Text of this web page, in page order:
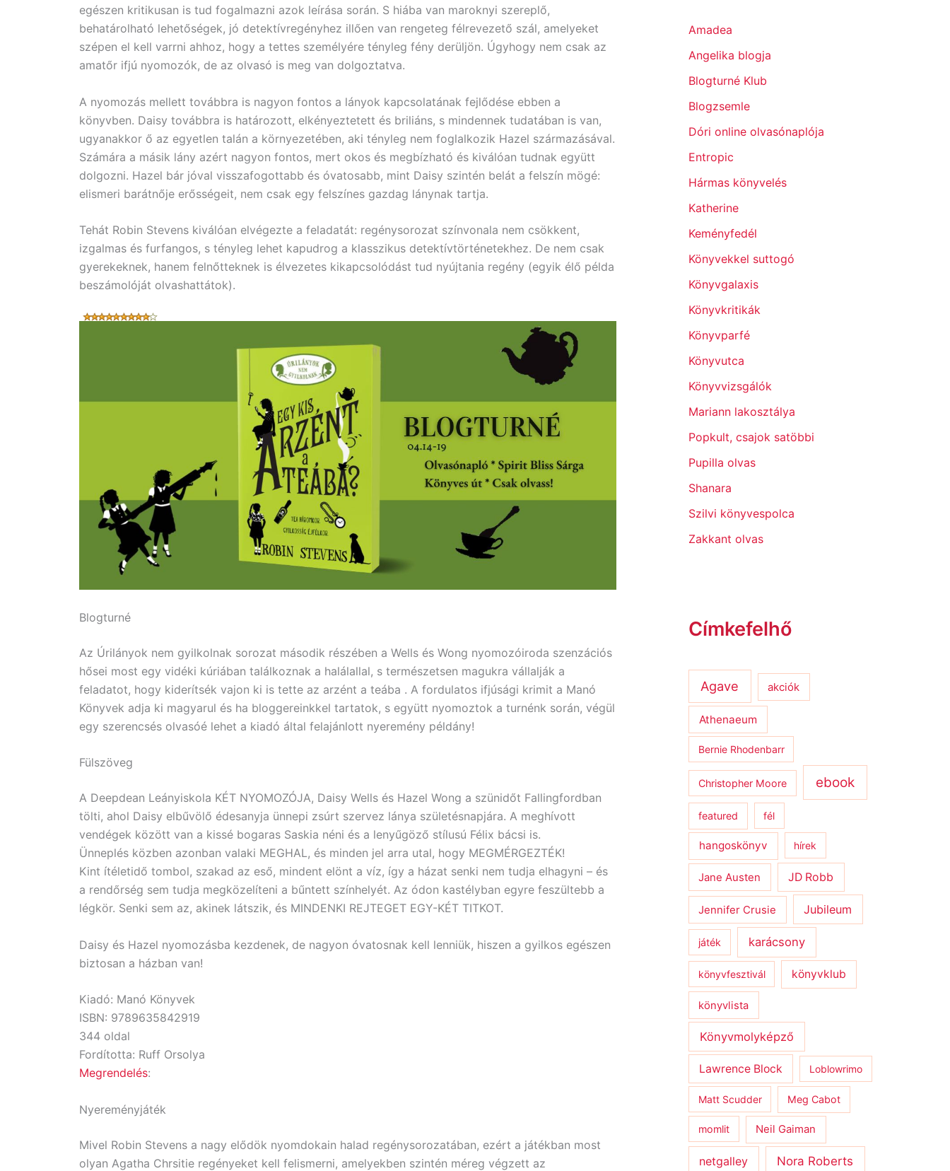
egészen kritikusan is tud fogalmazni azok leírása során. S hiába van maroknyi szereplő,
behatárolható lehetőségek, jó detektívregényhez illően van rengeteg félrevezető szál, amelyeket
szépen el kell varrni ahhoz, hogy a tettes személyére tényleg fény derüljön. Úgyhogy nem csak az
amatőr ifjú nyomozók, de az olvasó is meg van dolgoztatva.
A nyomozás mellett továbbra is nagyon fontos a lányok kapcsolatának fejlődése ebben a
könyvben. Daisy továbbra is határozott, elkényeztetett és briliáns, s mindennek tudatában is van,
ugyanakkor ő az egyetlen talán a környezetében, aki tényleg nem foglalkozik Hazel származásával.
Számára a másik lány azért nagyon fontos, mert okos és megbízható és kiválóan tudnak együtt
dolgozni. Hazel bár jóval visszafogottabb és óvatosabb, mint Daisy szintén belát a felszín mögé:
elismeri barátnője erősségeit, nem csak egy felszínes gazdag lánynak tartja.
Tehát Robin Stevens kiválóan elvégezte a feladatát: regénysorozat színvonala nem csökkent,
izgalmas és furfangos, s tényleg lehet kapudrog a klasszikus detektívtörténetekhez. De nem csak
gyerekeknek, hanem felnőtteknek is élvezetes kikapcsolódást tud nyújtania regény (egyik élő példa
beszámolóját olvashattátok).
Blogturné
Az Úrilányok nem gyilkolnak sorozat második részében a Wells és Wong nyomozóiroda szenzációs
hősei most egy vidéki kúriában találkoznak a halálallal, s természetsen magukra vállalják a
feladatot, hogy kiderítsék vajon ki is tette az arzént a teába . A fordulatos ifjúsági krimit a Manó
Könyvek adja ki magyarul és ha bloggereinkkel tartatok, s együtt nyomoztok a turnénk során, végül
egy szerencsés olvasóé lehet a kiadó által felajánlott nyeremény példány!
Fülszöveg
A Deepdean Leányiskola KÉT NYOMOZÓJA, Daisy Wells és Hazel Wong a szünidőt Fallingfordban
tölti, ahol Daisy elbűvölő édesanyja ünnepi zsúrt szervez lánya születésnapjára. A meghívott
vendégek között van a kissé bogaras Saskia néni és a lenyűgöző stílusú Félix bácsi is.
Ünneplés közben azonban valaki MEGHAL, és minden jel arra utal, hogy MEGMÉRGEZTÉK!
Kint ítéletidő tombol, szakad az eső, mindent elönt a víz, így a házat senki nem tudja elhagyni – és
a rendőrség sem tudja megközelíteni a bűntett színhelyét. Az ódon kastélyban egyre feszültebb a
légkör. Senki sem az, akinek látszik, és MINDENKI REJTEGET EGY-KÉT TITKOT.
Daisy és Hazel nyomozásba kezdenek, de nagyon óvatosnak kell lenniük, hiszen a gyilkos egészen
biztosan a házban van!
Kiadó: Manó Könyvek
ISBN: 9789635842919
344 oldal
Fordította: Ruff Orsolya
Megrendelés:
Nyereményjáték
Mivel Robin Stevens a nagy elődök nyomdokain halad regénysorozatában, ezért a játékban most
olyan Agatha Chrsitie regényeket kell felismerni, amelyekben szintén méreg végzett az
Amadea
Angelika blogja
Blogturné Klub
Blogzsemle
Dóri online olvasónaplója
Entropic
Hármas könyvelés
Katherine
Keményfedél
Könyvekkel suttogó
Könyvgalaxis
Könyvkritikák
Könyvparfé
Könyvutca
Könyvvizsgálók
Mariann lakosztálya
Popkult, csajok satöbbi
Pupilla olvas
Shanara
Szilvi könyvespolca
Zakkant olvas
Címkefelhő
Agave akciók
Athenaeum
Bernie Rhodenbarr
Christopher Moore ebook
featured fél
hangoskönyv hírek
Jane Austen JD Robb
Jennifer Crusie Jubileum
játék karácsony
könyvfesztivál könyvklub
könyvlista
Könyvmolyképző
Lawrence Block Loblowrimo
Matt Scudder Meg Cabot
momlit Neil Gaiman
netgalley Nora Roberts